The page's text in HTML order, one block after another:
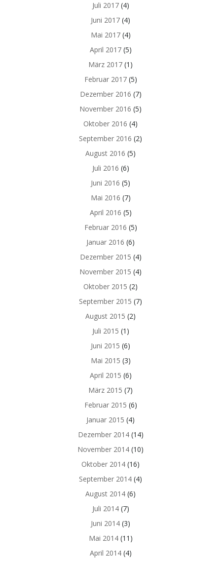
Juli 2017(4)
Juni 2017 (4)
Mai 2017(4)
April 2017(5)
März 2017 (1)
Februar 2017(5)
Dezember 2016 (7)
November 2016 (5)
Oktober 2016 (4)
September 2016 (2)
August 2016 (5)
Juli 2016 (6)
Juni 2016 (5)
Mai 2016 (7)
April 2016 (5)
Februar 2016 (5)
Januar 2016 (6)
Dezember 2015 (4)
November 2015 (4)
Oktober 2015 (2)
September 2015 (7)
August 2015 (2)
Juli 2015 (1)
Juni 2015 (6)
Mai 2015 (3)
April 2015 (6)
März 2015 (7)
Februar 2015 (6)
Januar 2015 (4)
Dezember 2014(14)
November 2014 (10)
Oktober 2014 (16)
September 2014 (4)
August 2014 (6)
Juli 2014(7)
Juni 2014 (3)
Mai 2014(11)
April 2014(4)